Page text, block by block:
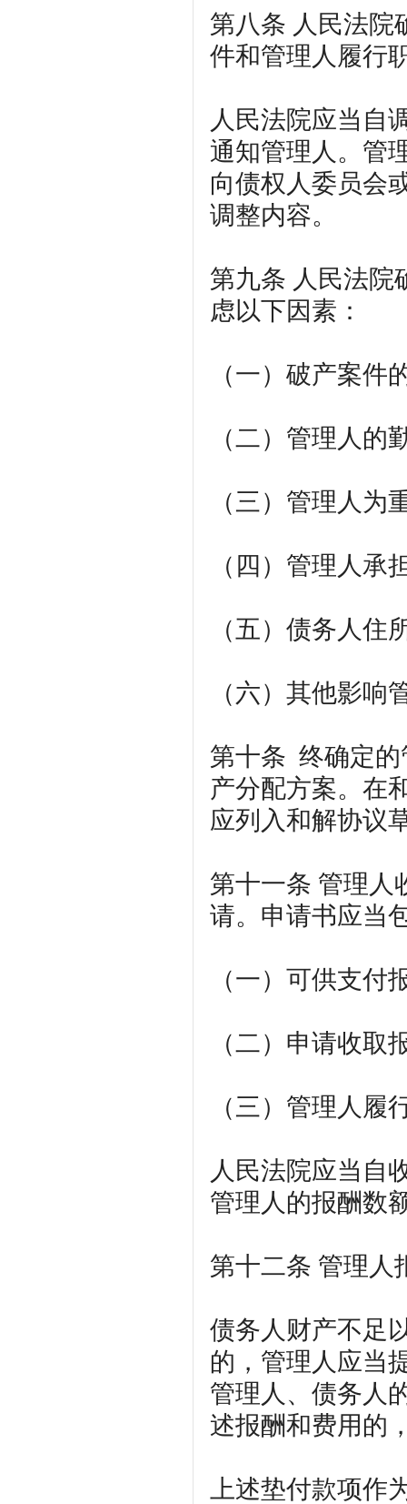
第八条 人民法院
件和管理人履行
人民法院应当自
通知管理人。管
向债权人委员会
调整内容。
第九条 人民法院
虑以下因素：
（一）破产案件
（二）管理人的
（三）管理人为
（四）管理人承
（五）债务人住
（六）其他影响
第十条 终确定
产分配方案。在
应列入和解协议
第十一条 管理人
请。申请书应当
（一）可供支付
（二）申请收取
（三）管理人履
人民法院应当自
管理人的报酬数
第十二条 管理人
债务人财产不足
的，管理人应当
管理人、债务人
述报酬和费用的
上述垫付款项作